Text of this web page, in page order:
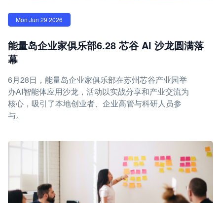
Mon Jun 29 2026
能量岛企业家俱乐部6.28 芯谷 AI 沙龙圆满落
幕
6月28日，能量岛企业家俱乐部在苏州芯谷产业园举
办AI智能体应用沙龙，活动以实战分享和产业交流为
核心，吸引了本地创业者、企业高管与科研人员参
与。